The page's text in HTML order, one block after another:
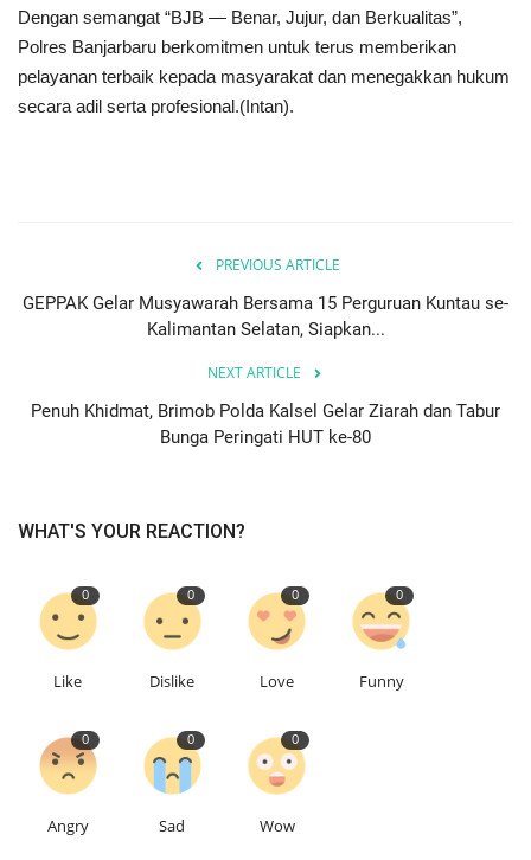
Dengan semangat “BJB — Benar, Jujur, dan Berkualitas”,
Polres Banjarbaru berkomitmen untuk terus memberikan
pelayanan terbaik kepada masyarakat dan menegakkan hukum
secara adil serta profesional.(Intan).
PREVIOUS ARTICLE
GEPPAK Gelar Musyawarah Bersama 15 Perguruan Kuntau se-
Kalimantan Selatan, Siapkan...
NEXT ARTICLE
Penuh Khidmat, Brimob Polda Kalsel Gelar Ziarah dan Tabur
Bunga Peringati HUT ke-80
WHAT'S YOUR REACTION?
0
Like
0
Dislike
0
Love
0
Funny
0
Angry
0
Sad
0
Wow